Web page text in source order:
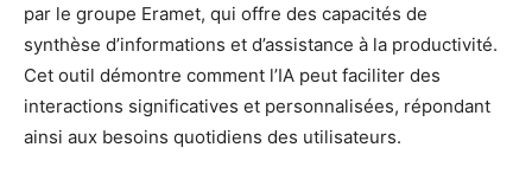
par le groupe Eramet, qui offre des capacités de
synthèse d’informations et d’assistance à la productivité.
Cet outil démontre comment l’IA peut faciliter des
interactions significatives et personnalisées, répondant
ainsi aux besoins quotidiens des utilisateurs.